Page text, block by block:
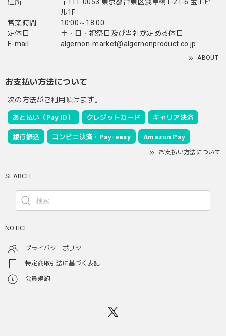
ル1F
営業時間
10:00～18:00
定休日
土・日・祝祭日及び当社が定める休日
E-mail
algernon-market@algernonproduct.co.jp
ABOUT
お支払い方法について
次の方法がご利用頂けます。
あと払い（Pay ID） クレジットカード キャリア決済
銀行振込 コンビニ決済・Pay-easy Amazon Pay
お支払い方法について
SEARCH
NOTICE
プライバシーポリシー
特定商取引法に基づく表記
会員規約